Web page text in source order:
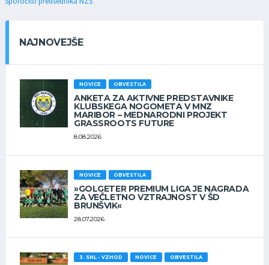
NAJNOVEJŠE
NOVICE OBVESTILA
ANKETA ZA AKTIVNE PREDSTAVNIKE
KLUBSKEGA NOGOMETA V MNZ
MARIBOR – MEDNARODNI PROJEKT
GRASSROOTS FUTURE
8.08.2026
NOVICE OBVESTILA
»GOLGETER PREMIUM LIGA JE NAGRADA
ZA VEČLETNO VZTRAJNOST V ŠD
BRUNŠVIK«
28.07.2026
3. SNL - VZHOD NOVICE OBVESTILA